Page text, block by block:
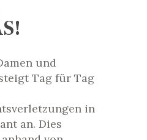
und
Tag für Tag
in
an. Dies